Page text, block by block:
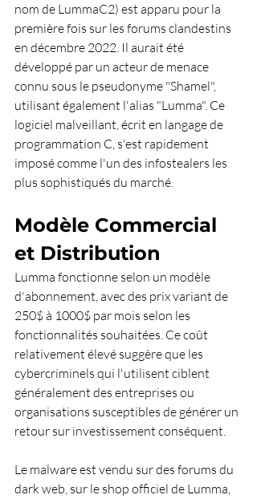
nom de LummaC2) est apparu pour la
première fois sur les forums clandestins
en décembre 2022. Il aurait été
développé par un acteur de menace
connu sous le pseudonyme "Shamel",
utilisant également l'alias "Lumma". Ce
logiciel malveillant, écrit en langage de
programmation C, s'est rapidement
imposé comme l'un des infostealers les
plus sophistiqués du marché.
Modèle Commercial
et Distribution
Lumma fonctionne selon un modèle
d'abonnement, avec des prix variant de
250$ à 1000$ par mois selon les
fonctionnalités souhaitées. Ce coût
relativement élevé suggère que les
cybercriminels qui l'utilisent ciblent
généralement des entreprises ou
organisations susceptibles de générer un
retour sur investissement conséquent.
Le malware est vendu sur des forums du
dark web, sur le shop officiel de Lumma,